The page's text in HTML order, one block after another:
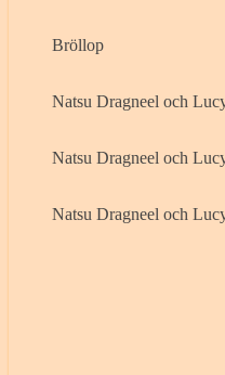
Bröllop
Natsu Dragneel och
Natsu Dragneel och
Natsu Dragneel och